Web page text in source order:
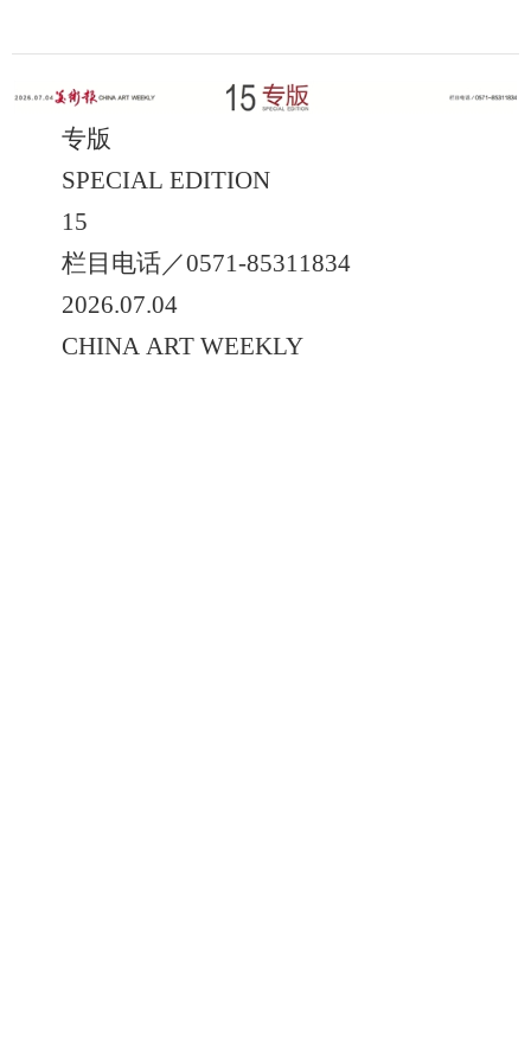
专版
SPECIAL EDITION
15
栏目电话／0571-85311834
2026.07.04
CHINA ART WEEKLY